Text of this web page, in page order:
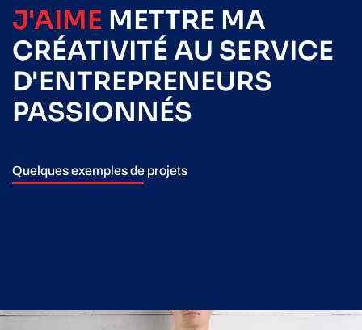
J'AIME METTRE MA
CRÉATIVITÉ AU SERVICE
D'ENTREPRENEURS
PASSIONNÉS
Quelques exemples de projets